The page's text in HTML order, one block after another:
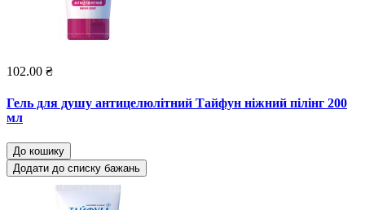
102.00 ₴
Гель для душу антицелюлітний Тайфун ніжний пілінг 200
мл
До кошику
Додати до списку бажань